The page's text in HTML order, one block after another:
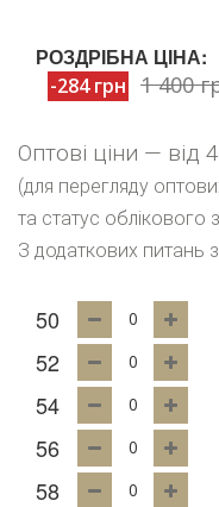
РОЗДРІБНА ЦІНА:
-284 грн 1 400
Оптові ціни — від
(для перегляду
та статус
З додаткових питань
50
52
54
56
58